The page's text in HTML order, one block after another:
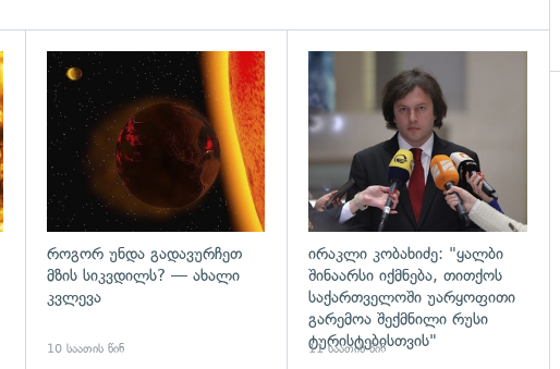
გადახედვა გადახედვა
როგორ უნდა გადავურჩეთ
მზის სიკვდილს? — ახალი
კვლევა
10 საათის წინ
ირაკლი კობახიძე: "ყალბი
შინაარსი იქმნება, თითქოს
საქართველოში უარყოფითი
გარემოა შექმნილი რუსი
ტურისტებისთვის"
11 საათის წინ